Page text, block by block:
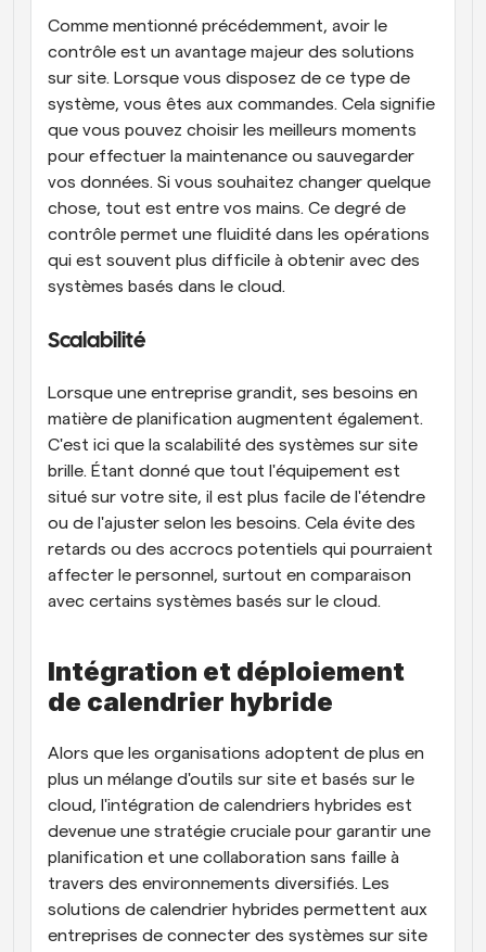
Comme mentionné précédemment, avoir le
contrôle est un avantage majeur des solutions
sur site. Lorsque vous disposez de ce type de
système, vous êtes aux commandes. Cela signifie
que vous pouvez choisir les meilleurs moments
pour effectuer la maintenance ou sauvegarder
vos données. Si vous souhaitez changer quelque
chose, tout est entre vos mains. Ce degré de
contrôle permet une fluidité dans les opérations
qui est souvent plus difficile à obtenir avec des
systèmes basés dans le cloud.
Scalabilité
Lorsque une entreprise grandit, ses besoins en
matière de planification augmentent également.
C'est ici que la scalabilité des systèmes sur site
brille. Étant donné que tout l'équipement est
situé sur votre site, il est plus facile de l'étendre
ou de l'ajuster selon les besoins. Cela évite des
retards ou des accrocs potentiels qui pourraient
affecter le personnel, surtout en comparaison
avec certains systèmes basés sur le cloud.
Intégration et déploiement
de calendrier hybride
Alors que les organisations adoptent de plus en
plus un mélange d'outils sur site et basés sur le
cloud, l'intégration de calendriers hybrides est
devenue une stratégie cruciale pour garantir une
planification et une collaboration sans faille à
travers des environnements diversifiés. Les
solutions de calendrier hybrides permettent aux
entreprises de connecter des systèmes sur site